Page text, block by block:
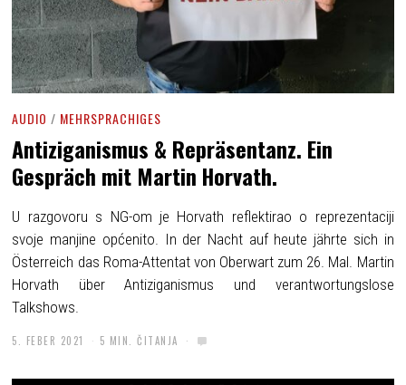
AUDIO / MEHRSPRACHIGES
Antiziganismus & Repräsentanz. Ein
Gespräch mit Martin Horvath.
U razgovoru s NG-om je Horvath reflektirao o reprezentaciji
svoje manjine općenito. In der Nacht auf heute jährte sich in
Österreich das Roma-Attentat von Oberwart zum 26. Mal. Martin
Horvath über Antiziganismus und verantwortungslose
Talkshows.
5. FEBER 2021 5 MIN. ČITANJA